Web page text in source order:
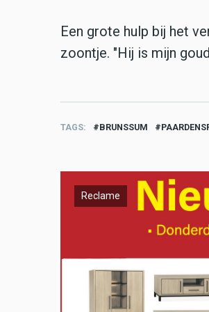
Een grote hulp bij het
zoontje. "Hij is mijn
TAGS BRUNSSUM
Reclame